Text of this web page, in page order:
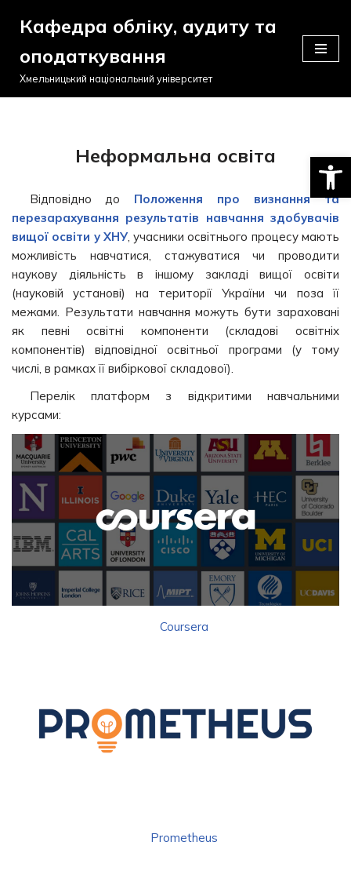
Перейти
до
вмісту
Кафедра обліку, аудиту та
оподаткування
Хмельницький національний університет
Неформальна освіта
Відповідно до Положення про визнання та
перезарахування результатів навчання здобувачів
вищої освіти у ХНУ, учасники освітнього процесу мають
можливість навчатися, стажуватися чи проводити
наукову діяльність в іншому закладі вищої освіти
(науковій установі) на території України чи поза її
межами. Результати навчання можуть бути зараховані
як певні освітні компоненти (складові освітніх
компонентів) відповідної освітньої програми (у тому
числі, в рамках її вибіркової складової).
Перелік платформ з відкритими навчальними
курсами:
Coursera
Prometheus